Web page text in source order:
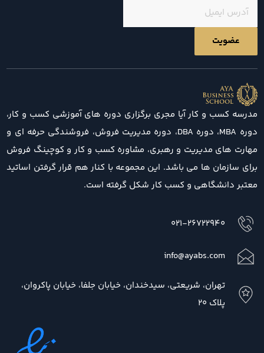
مدرسه کسب و کار آیا مجری برگزاری دوره های آموزشی کسب و کار،
دوره MBA، دوره DBA، دوره مدیریت فروش، فروشندگی حرفه ای و
مهارت های مدیریت و رهبری، مشاوره کسب و کار و کوچینگ فروش
برای سازمان ها می باشد. این مجموعه با کنار هم قرار گرفتن اساتید
معتبر دانشگاهی و کسب کار شکل گرفته است.
021-26722940
info@ayabs.com
تهران، شریعتی، سیدخندان، خیابان جلفا، خیابان پاکروان،
پلاک 20